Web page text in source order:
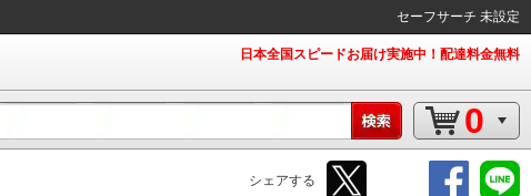
セーフサーチ 未設定
日本全国スピードお届け実施中！配達料金無料
0
シェアする